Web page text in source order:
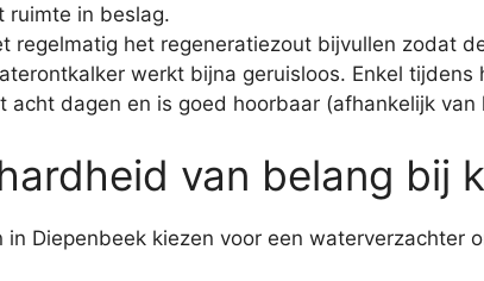
ruimte in beslag.
regelmatig het regeneratiezout bijvullen zodat
werkt bijna geruisloos. Enkel
acht dagen en is goed hoorbaar (afhankelijk
van belang bij
in Diepenbeek kiezen voor een